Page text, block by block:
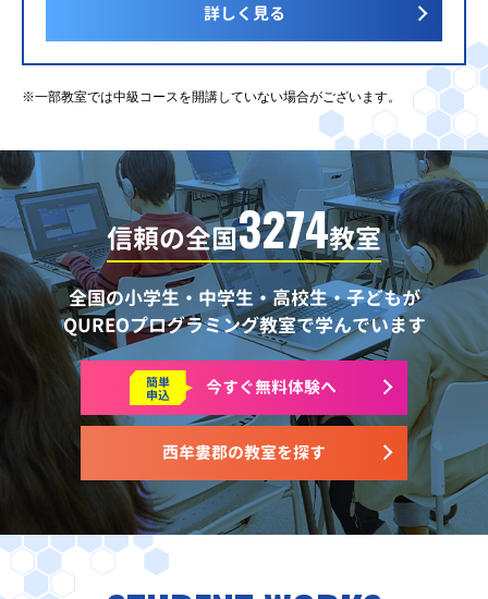
詳しく見る
※一部教室では中級コースを開講していない場合がございます。
信頼の全国3274教室
全国の小学生・中学生・高校生・子どもが
QUREOプログラミング教室で学んでいます
西牟婁郡の教室を探す
簡単
申込 今すぐ無料体験へ